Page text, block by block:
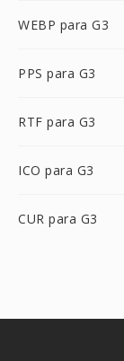
WEBP para G3
PPS para G3
RTF para G3
ICO para G3
CUR para G3